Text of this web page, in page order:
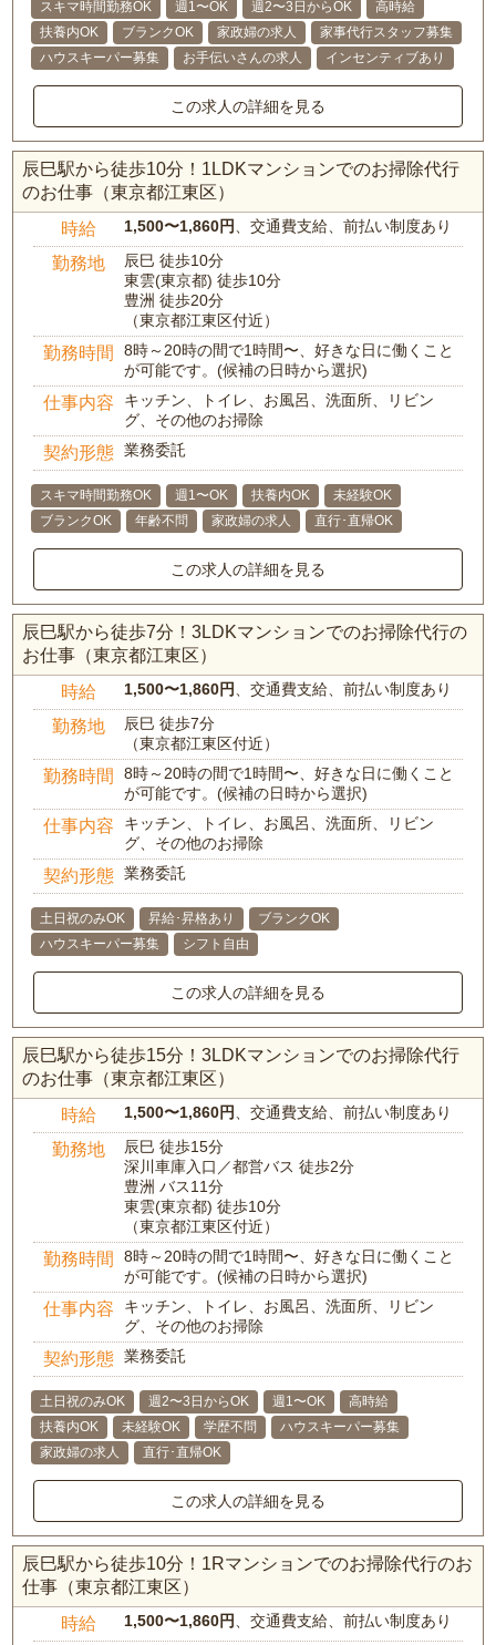
スキマ時間勤務OK 週1〜OK 週2〜3日からOK
高時給
扶養内OK
ブランクOK 家政婦の求人
家事代行スタッフ募集
ハウスキーパー募集
お手伝いさんの求人 インセンティブあり
この求人の詳細を見る
辰巳駅から徒歩10分！1LDKマンションでのお掃除代行
のお仕事（東京都江東区）
時給 1,500〜1,860円、交通費支給、前払い制度あり
勤務地
辰巳 徒歩10分
東雲(東京都) 徒歩10分
豊洲 徒歩20分
（東京都江東区付近）
勤務時間
8時～20時の間で1時間〜、好きな日に働くこと
が可能です。(候補の日時から選択)
仕事内容
キッチン、トイレ、お風呂、洗面所、リビン
グ、その他のお掃除
契約形態 業務委託
スキマ時間勤務OK 週1〜OK 扶養内OK
未経験OK
ブランクOK
年齢不問 家政婦の求人 直行･直帰OK
この求人の詳細を見る
辰巳駅から徒歩7分！3LDKマンションでのお掃除代行の
お仕事（東京都江東区）
時給 1,500〜1,860円、交通費支給、前払い制度あり
勤務地
辰巳 徒歩7分
（東京都江東区付近）
勤務時間
8時～20時の間で1時間〜、好きな日に働くこと
が可能です。(候補の日時から選択)
仕事内容
キッチン、トイレ、お風呂、洗面所、リビン
グ、その他のお掃除
契約形態 業務委託
土日祝のみOK 昇給･昇格あり
ブランクOK
ハウスキーパー募集
シフト自由
この求人の詳細を見る
辰巳駅から徒歩15分！3LDKマンションでのお掃除代行
のお仕事（東京都江東区）
時給 1,500〜1,860円、交通費支給、前払い制度あり
勤務地
辰巳 徒歩15分
深川車庫入口／都営バス 徒歩2分
豊洲 バス11分
東雲(東京都) 徒歩10分
（東京都江東区付近）
勤務時間
8時～20時の間で1時間〜、好きな日に働くこと
が可能です。(候補の日時から選択)
仕事内容
キッチン、トイレ、お風呂、洗面所、リビン
グ、その他のお掃除
契約形態 業務委託
土日祝のみOK 週2〜3日からOK 週1〜OK
高時給
扶養内OK
未経験OK 学歴不問
ハウスキーパー募集
家政婦の求人
直行･直帰OK
この求人の詳細を見る
辰巳駅から徒歩10分！1Rマンションでのお掃除代行のお
仕事（東京都江東区）
時給 1,500〜1,860円、交通費支給、前払い制度あり